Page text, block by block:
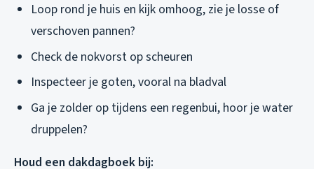
Loop rond je huis en kijk omhoog, zie je losse of
verschoven pannen?
Check de nokvorst op scheuren
Inspecteer je goten, vooral na bladval
Ga je zolder op tijdens een regenbui, hoor je water
druppelen?
Houd een dakdagboek bij: